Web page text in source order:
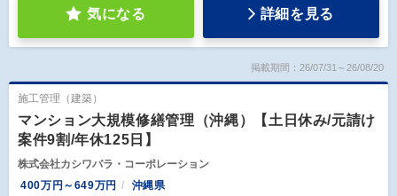
気になる 詳細を見る
掲載期間：26/07/31～26/08/20
施工管理（建築）
マンション大規模修繕管理（沖縄）【土日休み/元請け
案件9割/年休125日】
株式会社カシワバラ・コーポレーション
400万円～649万円
沖縄県